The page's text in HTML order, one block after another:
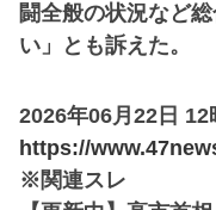
闘全般の状況など
い」とも訴えた。
2026年06月22日
https://
※関連スレ